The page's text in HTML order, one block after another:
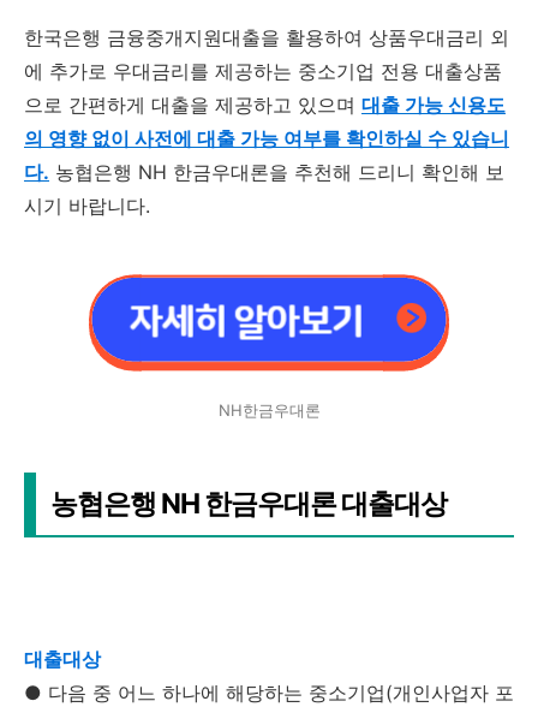
한국은행 금융중개지원대출을 활용하여 상품우대금리 외
에 추가로 우대금리를 제공하는 중소기업 전용 대출상품
으로 간편하게 대출을 제공하고 있으며 대출 가능 신용도
의 영향 없이 사전에 대출 가능 여부를 확인하실 수 있습니
다. 농협은행 NH 한금우대론을 추천해 드리니 확인해 보
시기 바랍니다.
NH한금우대론
농협은행 NH 한금우대론 대출대상
대출대상
● 다음 중 어느 하나에 해당하는 중소기업(개인사업자 포